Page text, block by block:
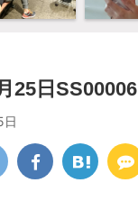
25日SS00006